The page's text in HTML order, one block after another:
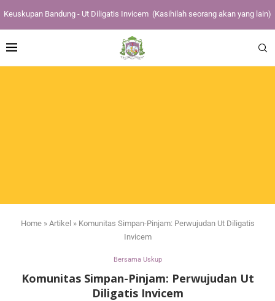
Keuskupan Bandung - Ut Diligatis Invicem (Kasihilah seorang akan yang lain)
Home» Artikel » Komunitas Simpan-Pinjam: Perwujudan Ut Diligatis
Invicem
Bersama Uskup
Komunitas Simpan-Pinjam: Perwujudan Ut
Diligatis Invicem